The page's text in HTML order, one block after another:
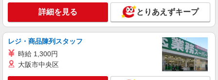
詳細を見る とりあえずキープ
レジ・商品陳列スタッフ
時給 1,300円
大阪市中央区